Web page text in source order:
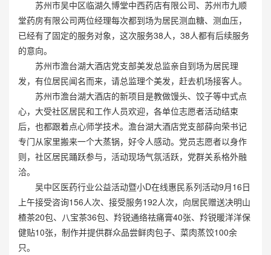
苏州市吴中区临湖久博堂中西药店有限公司、苏州市九顺
堂药房有限公司两位经理每次都到场为居民测血糖、测血压，
已经有了固定的服务对象，这次服务38人，38人都有后续服务
的意向。
苏州市澹台湖大酒店党支部美发总监亲自到场为居民理
发，有位居民闻名而来，请总监理个美发，赶去机场接客人。
苏州市澹台湖大酒店的新项目是教做馒头、饺子等中式点
心，大受社区居民和工作人员欢迎，各单位志愿者活动结束
后，也都跟着点心师学技术。澹台湖大酒店党支部薛向荣书记
专门从家里搬来一个大蒸锅，好令人感动。党员志愿者以身作
则，社区居民踊跃参与，活动现场气氛活跃，党群关系格外融
洽。
吴中区医药行业公益活动暨小D在线惠民系列活动9月16日
上午接受咨询156人次、接受服务192人次，向居民赠送决明山
楂茶20包、八宝茶36包、羚锐通络祛痛膏40张、羚锐暖洋洋保
健贴10张，制作并提供群众品尝鲜肉包子、菜肉蒸饺100余
只。